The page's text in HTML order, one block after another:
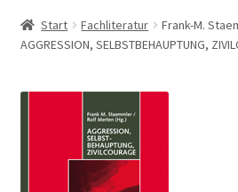
Kasse
Warenkorb
Warum fair kaufen
Start Fachliteratur
Frank-M.
AGGRESSION, SELBSTBEHAUPTUNG,